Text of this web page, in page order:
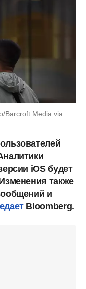
Barcroft Media via
iOS будет
также
и
Bloomberg.